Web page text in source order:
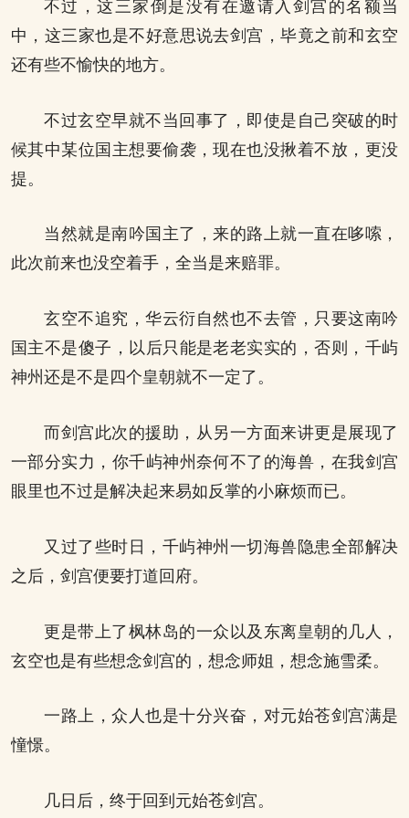
不过，这三家倒是没有在邀请入剑宫的名额当
中，这三家也是不好意思说去剑宫，毕竟之前和玄空
还有些不愉快的地方。
不过玄空早就不当回事了，即使是自己突破的时
候其中某位国主想要偷袭，现在也没揪着不放，更没
提。
当然就是南吟国主了，来的路上就一直在哆嗦，
此次前来也没空着手，全当是来赔罪。
玄空不追究，华云衍自然也不去管，只要这南吟
国主不是傻子，以后只能是老老实实的，否则，千屿
神州还是不是四个皇朝就不一定了。
而剑宫此次的援助，从另一方面来讲更是展现了
一部分实力，你千屿神州奈何不了的海兽，在我剑宫
眼里也不过是解决起来易如反掌的小麻烦而已。
又过了些时日，千屿神州一切海兽隐患全部解决
之后，剑宫便要打道回府。
更是带上了枫林岛的一众以及东离皇朝的几人，
玄空也是有些想念剑宫的，想念师姐，想念施雪柔。
一路上，众人也是十分兴奋，对元始苍剑宫满是
憧憬。
几日后，终于回到元始苍剑宫。